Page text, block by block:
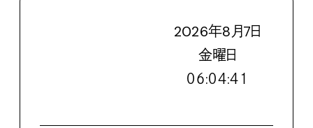
2026年8月7日
金曜日
０６:０４:４２